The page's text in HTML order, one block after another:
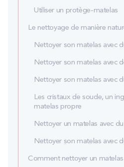
Utiliser un protège-matelas
Le nettoyage de manière
Nettoyer son matelas avec
Nettoyer son matelas avec
Nettoyer son matelas avec
Les cristaux de soude, un
matelas propre
Nettoyer un matelas avec
Nettoyer son matelas avec
Comment nettoyer un